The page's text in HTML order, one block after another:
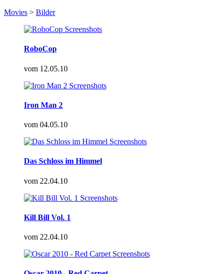
Movies > Bilder
RoboCop
vom 12.05.10
Iron Man 2
vom 04.05.10
Das Schloss im Himmel
vom 22.04.10
Kill Bill Vol. 1
vom 22.04.10